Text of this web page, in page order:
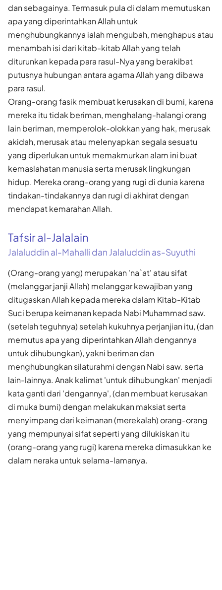
dan sebagainya. Termasuk pula di dalam memutuskan
apa yang diperintahkan Allah untuk
menghubungkannya ialah mengubah, menghapus atau
menambah isi dari kitab-kitab Allah yang telah
diturunkan kepada para rasul-Nya yang berakibat
putusnya hubungan antara agama Allah yang dibawa
para rasul.
Orang-orang fasik membuat kerusakan di bumi, karena
mereka itu tidak beriman, menghalang-halangi orang
lain beriman, memperolok-olokkan yang hak, merusak
akidah, merusak atau melenyapkan segala sesuatu
yang diperlukan untuk memakmurkan alam ini buat
kemaslahatan manusia serta merusak lingkungan
hidup. Mereka orang-orang yang rugi di dunia karena
tindakan-tindakannya dan rugi di akhirat dengan
mendapat kemarahan Allah.
Tafsir al-Jalalain
Jalaluddin al-Mahalli dan Jalaluddin as-Suyuthi
(Orang-orang yang) merupakan 'na`at' atau sifat
(melanggar janji Allah) melanggar kewajiban yang
ditugaskan Allah kepada mereka dalam Kitab-Kitab
Suci berupa keimanan kepada Nabi Muhammad saw.
(setelah teguhnya) setelah kukuhnya perjanjian itu, (dan
memutus apa yang diperintahkan Allah dengannya
untuk dihubungkan), yakni beriman dan
menghubungkan silaturahmi dengan Nabi saw. serta
lain-lainnya. Anak kalimat 'untuk dihubungkan' menjadi
kata ganti dari 'dengannya', (dan membuat kerusakan
di muka bumi) dengan melakukan maksiat serta
menyimpang dari keimanan (merekalah) orang-orang
yang mempunyai sifat seperti yang dilukiskan itu
(orang-orang yang rugi) karena mereka dimasukkan ke
dalam neraka untuk selama-lamanya.